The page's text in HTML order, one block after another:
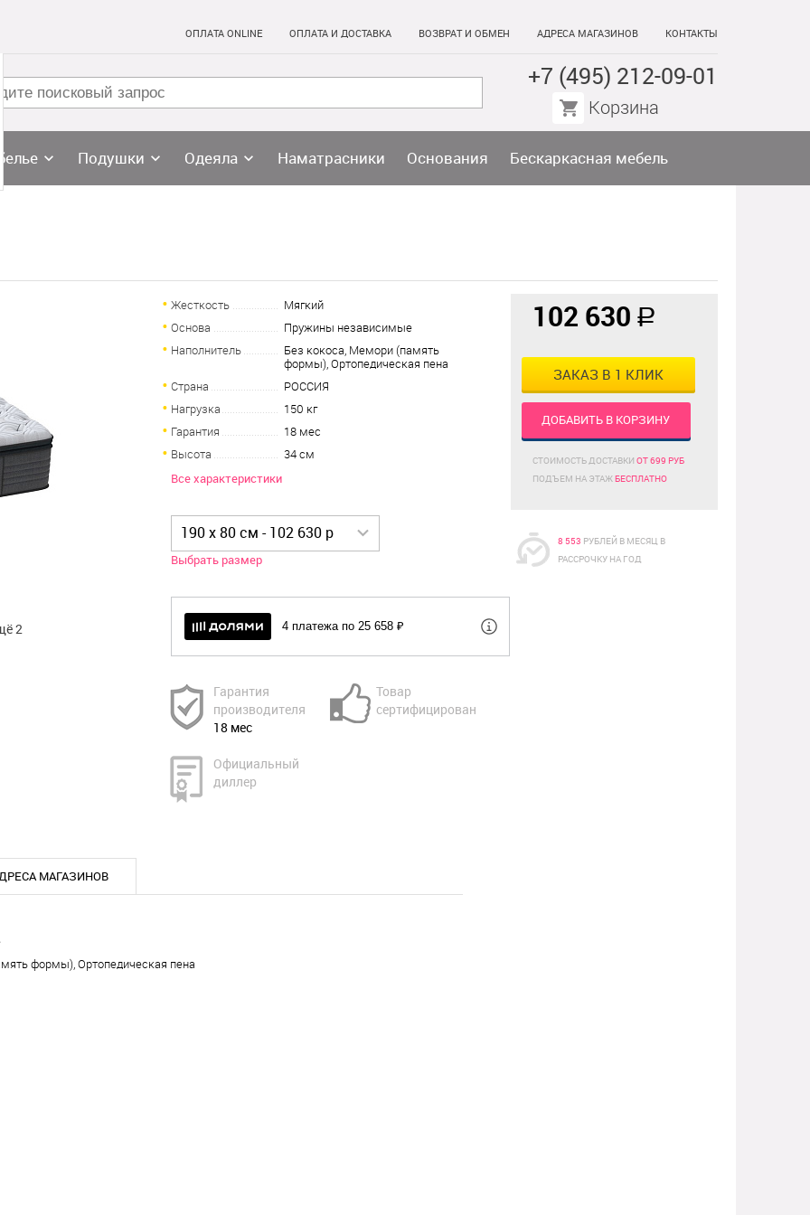
ОПЛАТА ONLINE ОПЛАТА И ДОСТАВКА ВОЗВРАТ И ОБМЕН АДРЕСА МАГАЗИНОВ КОНТАКТЫ
+7 (495) 212-09-01
Корзина
Подушки Одеяла Наматрасники Основания Бескаркасная мебель
2
Жесткость
Мягкий
Основа
Пружины независимые
Наполнитель
Без кокоса, Мемори (память
формы), Ортопедическая пена
Страна
РОССИЯ
Нагрузка
150 кг
Гарантия
18 мес
Высота
34 см
Все характеристики
190 x 80 см - 102 630 р
Выбрать размер
4 платежа по 25 658 ₽
Гарантия
производителя
18 мес
Товар
сертифицирован
Официальный
диллер
102 630 a
ЗАКАЗ В 1 КЛИК
ДОБАВИТЬ В КОРЗИНУ
СТОИМОСТЬ ДОСТАВКИ ОТ 699 РУБ
ПОДЪЕМ НА ЭТАЖБЕСПЛАТНО
8 553 РУБЛЕЙ В МЕСЯЦ В
РАССРОЧКУ НА ГОД
МАГАЗИНОВ
формы), Ортопедическая пена